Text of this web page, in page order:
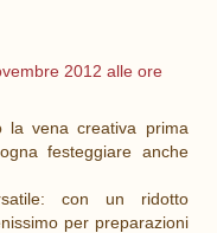
2012 alle ore
la vena creativa prima
festeggiare anche
con un ridotto
per preparazioni